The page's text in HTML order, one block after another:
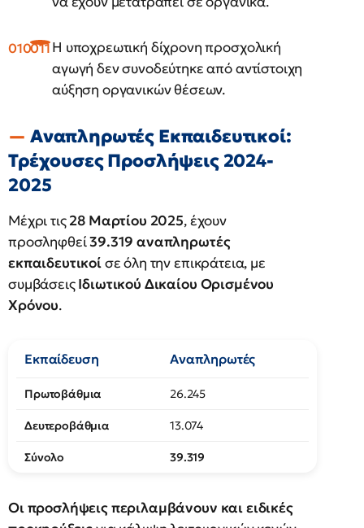
Η υποχρεωτική δίχρονη προσχολική
αγωγή δεν συνοδεύτηκε από αντίστοιχη
αύξηση οργανικών θέσεων.
Αναπληρωτές Εκπαιδευτικοί:
Τρέχουσες Προσλήψεις 2024-
2025
Μέχρι τις28 Μαρτίου 2025, έχουν
προσληφθεί39.319 αναπληρωτές
εκπαιδευτικοίσε όλη την επικράτεια, με
συμβάσειςΙδιωτικού Δικαίου Ορισμένου
Χρόνου.
Εκπαίδευση Αναπληρωτές
Πρωτοβάθμια 26.245
Δευτεροβάθμια 13.074
Σύνολο 39.319
Οι προσλήψεις περιλαμβάνουν και ειδικές